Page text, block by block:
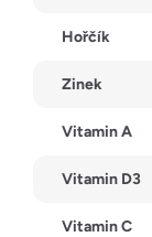
Hořčík
Zinek
Vitamin A
Vitamin D3
Vitamin C